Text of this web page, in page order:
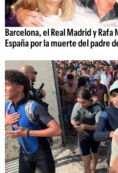
Barcelona, el Real Madrid y
España por la muerte del padre